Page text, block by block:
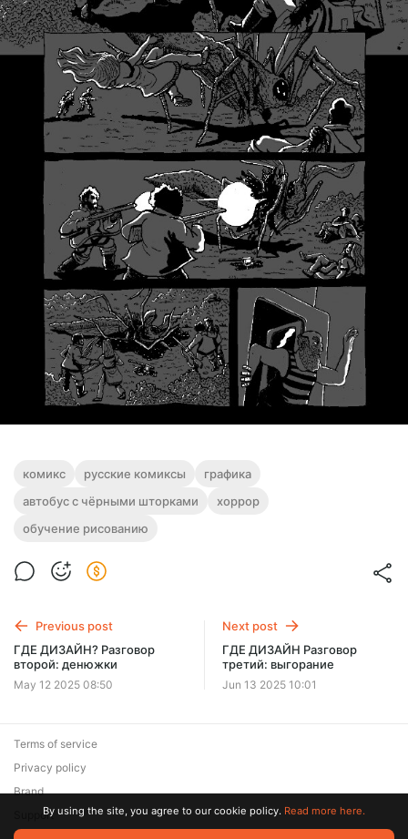
комикс русские комиксы
графика
автобус с чёрными шторками
хоррор
обучение рисованию
Previous post
ГДЕ ДИЗАЙН? Разговор
второй: денюжки
May 12 2025 08:50
Next post
ГДЕ ДИЗАЙН Разговор
третий: выгорание
Jun 13 2025 10:01
Terms of service
Privacy policy
Brand
SupportBy using the site, you agree to our cookie policy. Read more here.